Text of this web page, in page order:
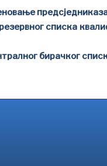
списка
бирачког